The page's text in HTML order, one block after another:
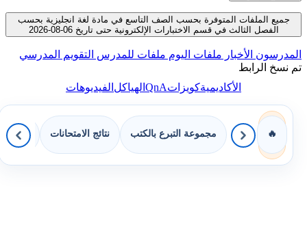
جميع الملفات المتوفرة بحسب الصف التاسع في مادة لغة انجليزية بحسب
الفصل الثالث في قسم الاختبارات الإلكترونية حتى تاريخ 06-08-2026
المدرسون الأخبار ملفات اليوم ملفات للمدرس التقويم المدرسي
تم نسخ الرابط
الأكاديميةكويزاتQnAالهياكلالفيديوهات
🔥 مجموعة التبرع بالكتب نتائج الامتحانات